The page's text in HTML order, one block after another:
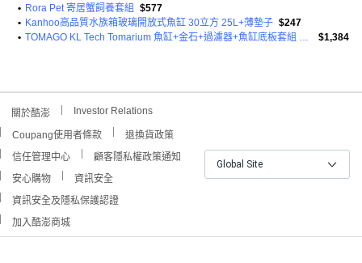
• Rora Pet 寄居蟹飼養套組
$577
• Kanhoo高品質水族箱玻璃開放式魚缸 30立方 25L+薄墊子 $247
•
TOMAGO KL Tech Tomarium 魚缸+金石+過濾器+魚缸底板套組 VIEW30 $1,384
關於酷澎 Investor Relations
Coupang使用者條款
退換貨政策
信任管理中心
顧客隱私權政策通知
安心購物
資訊安全
資訊安全及隱私保護認證
加入酷澎商城
Global Site